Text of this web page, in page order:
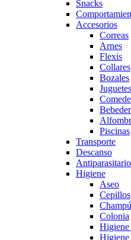
Snacks
Accesorios
Correas
Arnes
Flexis
Collares
Bozales
Juguetes
Piscinas
Transporte
Descanso
Higiene
Aseo
Cepillos
Colonia
Higiene
Higiene